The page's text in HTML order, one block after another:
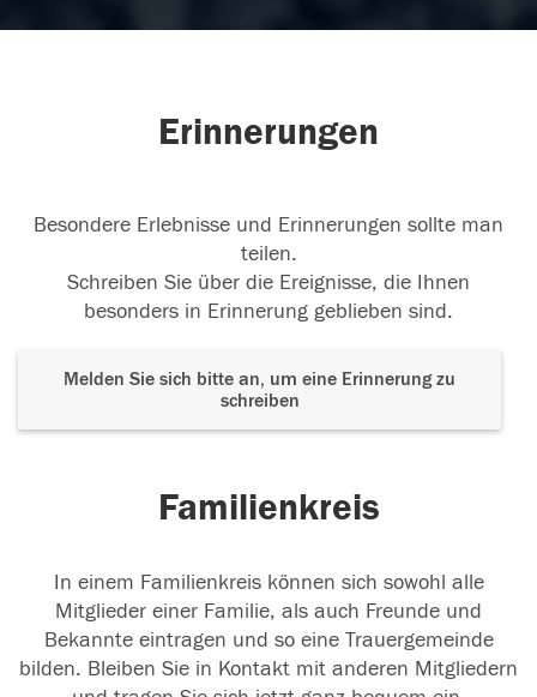
Erinnerungen
Besondere Erlebnisse und Erinnerungen sollte man
teilen.
Schreiben Sie über die Ereignisse, die Ihnen
besonders in Erinnerung geblieben sind.
Melden Sie sich bitte an, um eine Erinnerung zu
schreiben
Familienkreis
In einem Familienkreis können sich sowohl alle
Mitglieder einer Familie, als auch Freunde und
Bekannte eintragen und so eine Trauergemeinde
bilden. Bleiben Sie in Kontakt mit anderen Mitgliedern